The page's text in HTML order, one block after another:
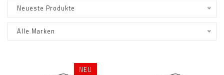
Neueste Produkte
Alle Marken
NEU